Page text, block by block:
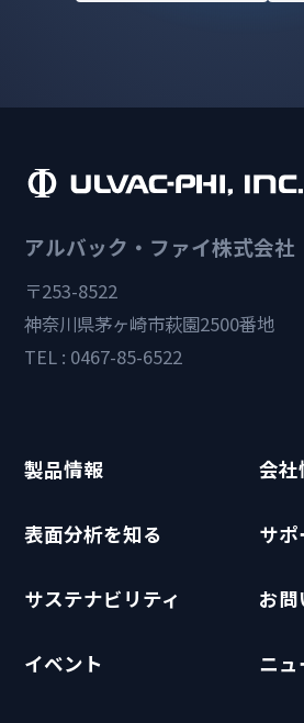
アルバック・ファイ株式会社
〒253-8522
神奈川県茅ヶ崎市萩園2500番地
TEL : 0467-85-6522
製品情報 会社
表面分析を知る サポ
サステナビリティ お問
イベント ニュ